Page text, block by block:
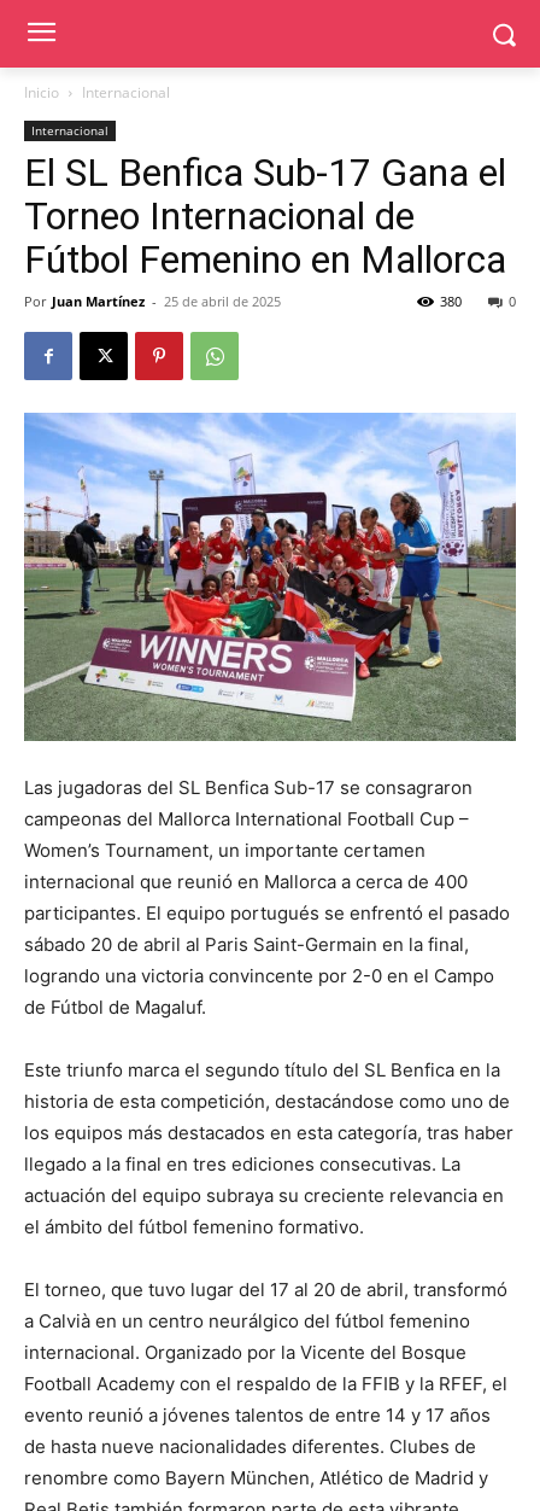
Inicio Internacional
Internacional
El SL Benfica Sub-17 Gana el
Torneo Internacional de
Fútbol Femenino en Mallorca
Por Juan Martínez - 25 de abril de 2025 0
380
Las jugadoras del SL Benfica Sub-17 se consagraron
campeonas del Mallorca International Football Cup –
Women’s Tournament, un importante certamen
internacional que reunió en Mallorca a cerca de 400
participantes. El equipo portugués se enfrentó el pasado
sábado 20 de abril al Paris Saint-Germain en la final,
logrando una victoria convincente por 2-0 en el Campo
de Fútbol de Magaluf.
Este triunfo marca el segundo título del SL Benfica en la
historia de esta competición, destacándose como uno de
los equipos más destacados en esta categoría, tras haber
llegado a la final en tres ediciones consecutivas. La
actuación del equipo subraya su creciente relevancia en
el ámbito del fútbol femenino formativo.
El torneo, que tuvo lugar del 17 al 20 de abril, transformó
a Calvià en un centro neurálgico del fútbol femenino
internacional. Organizado por la Vicente del Bosque
Football Academy con el respaldo de la FFIB y la RFEF, el
evento reunió a jóvenes talentos de entre 14 y 17 años
de hasta nueve nacionalidades diferentes. Clubes de
renombre como Bayern München, Atlético de Madrid y